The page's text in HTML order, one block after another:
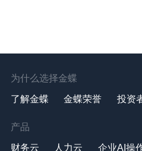
为什么选择金蝶
了解金蝶 金蝶荣誉 投资
产品
财务云 人力云 企业AI操